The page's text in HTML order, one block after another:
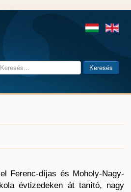
Keresés
Ferenc-díjas és Moholy-Nagy-
évtizedeken át tanító, nagy